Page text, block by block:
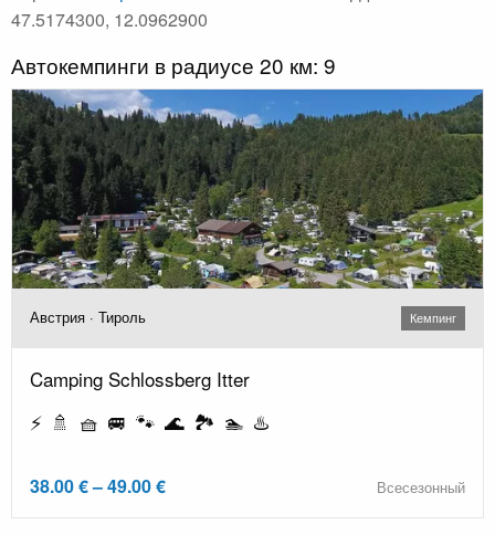
47.5174300, 12.0962900
Автокемпинги в радиусе 20 км: 9
Австрия · Тироль Кемпинг
Camping Schlossberg Itter
⚡ 🚿 🧺 🚐 🐾 🌊 🏞️ 🏊 ♨️
38.00 € – 49.00 € Всесезонный